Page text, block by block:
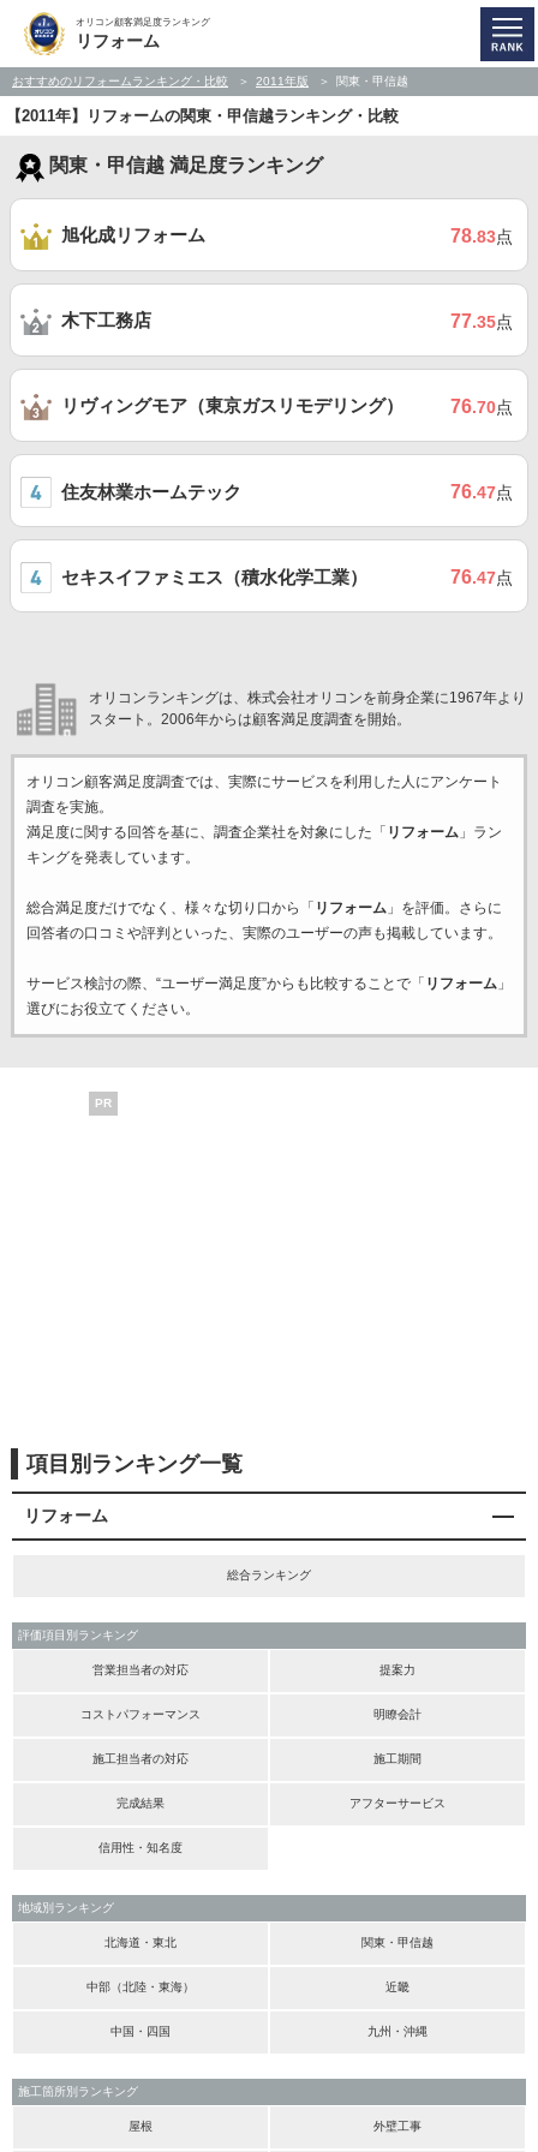
オリコン顧客満足度ランキング
リフォーム
おすすめのリフォームランキング・比較 2011年版 関東・甲信越
【2011年】リフォームの関東・甲信越ランキング・比較
関東・甲信越 満足度ランキング
旭化成リフォーム 78.83点
木下工務店 77.35点
リヴィングモア（東京ガスリモデリング） 76.70点
住友林業ホームテック 76.47点
セキスイファミエス（積水化学工業） 76.47点
オリコンランキングは、株式会社オリコンを前身企業に1967年より
スタート。2006年からは顧客満足度調査を開始。
オリコン顧客満足度調査では、実際にサービスを利用した 人にアンケート
調査を実施。
満足度に関する回答を基に、調査企業社を対象にした「 リフォーム」ラン
キングを発表しています。
総合満足度だけでなく、様々な切り口から「 リフォーム」を評価。さらに
回答者の口コミや評判といった、実際のユーザーの声も掲載しています。
サービス検討の際、“ユーザー満足度”からも比較することで「 リフォーム」
選びにお役立てください。
PR
項目別ランキング一覧
リフォーム
総合ランキング
評価項目別ランキング
営業担当者の対応 提案力
コストパフォーマンス 明瞭会計
施工担当者の対応 施工期間
完成結果 アフターサービス
信用性・知名度
地域別ランキング
北海道・東北 関東・甲信越
中部（北陸・東海） 近畿
中国・四国 九州・沖縄
施工箇所別ランキング
屋根 外壁工事